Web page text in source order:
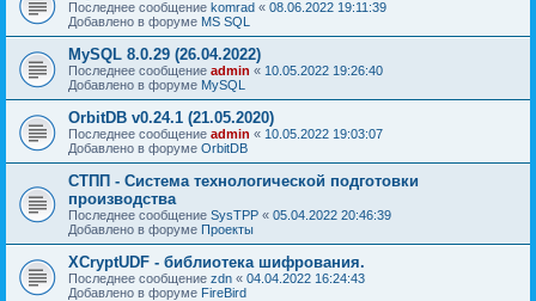
Последнее сообщение komrad « 08.06.2022 19:11:39
Добавлено в форуме MS SQL
MySQL 8.0.29 (26.04.2022)
Последнее сообщение admin « 10.05.2022 19:26:40
Добавлено в форуме MySQL
OrbitDB v0.24.1 (21.05.2020)
Последнее сообщение admin « 10.05.2022 19:03:07
Добавлено в форуме OrbitDB
СТПП - Система технологической подготовки
производства
Последнее сообщение SysTPP « 05.04.2022 20:46:39
Добавлено в форуме Проекты
XCryptUDF - библиотека шифрования.
Последнее сообщение zdn « 04.04.2022 16:24:43
Добавлено в форуме FireBird